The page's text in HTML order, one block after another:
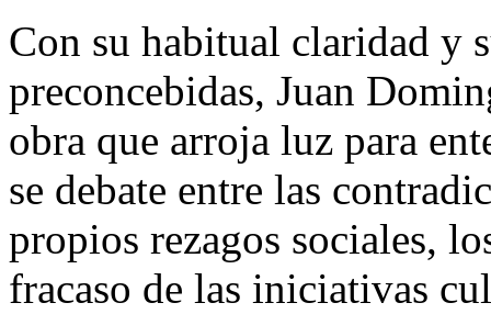
Con su habitual claridad y
preconcebidas, Juan
obra que arroja luz para
se debate entre las
propios rezagos sociales,
fracaso de las iniciativas